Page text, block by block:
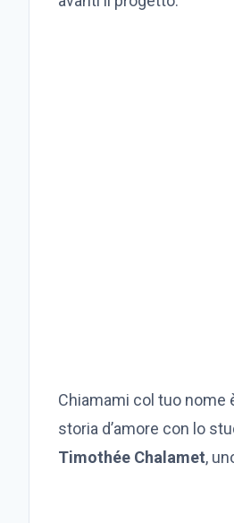
Chiamami col tuo nome
storia d’amore con lo
Timothée Chalamet,